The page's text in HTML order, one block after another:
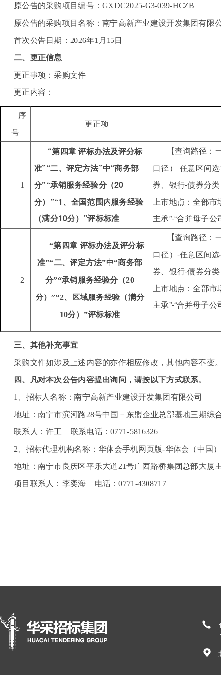
原公告的采购项目编号：GXDC2025-G3-039-HCZB
原公告的采购项目名称：南宁高新产业建设开发集团有限
首次公告日期：2026年1月15日
二、更正信息
更正事项：采购文件
更正内容：
序
号
更正项
1
“第四章 评标办法及评分标
准”“二、评定方法”中“商务部
分”“承销服务经验分（20
分）”“1、全国范围内服务经验
（满分10分）”评标标准
【查询路径：
口径）-任意区间
券、银行-债券分
上市地点：全部市
主承”-“合并母子公
2
“第四章 评标办法及评分标
准”“二、评定方法”中“商务部
分”“承销服务经验分（20
分）”“2、区域服务经验（满分
10分）”评标标准
【查询路径：
口径）-任意区间
券、银行-债券分
上市地点：全部市
主承”-“合并母子公
三、其他补充事宜
采购文件如涉及上述内容的亦作相应修改，其他内容不变
四、凡对本次公告内容提出询问，请按以下方式联系。
1 、招标人名称：南宁高新产业建设开发集团有限公司
地址：南宁市滨河路28号中国－东盟企业总部基地三期综
联系人：许工 联系电话：0771-5816326
2 、招标代理机构名称：华体会手机网页版-华体会（中国）
地址：南宁市良庆区平乐大道21号广西路桥集团总部大厦
项目联系人：李奕海 电话：0771-4308717